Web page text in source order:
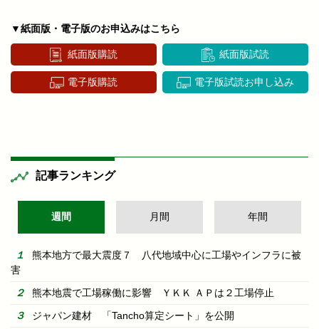
▼紙面版・電子版のお申込みはこちら
紙面版購読 紙面版試読
電子版購読 電子版試読お申し込み
記事ランキング
週間 月間 年間
熊本地方で最大震度７ 八代地域中心に工場やインフラに被
害
熊本地震で工場稼働に影響 ＹＫＫ ＡＰは２工場停止
ジャパン建材 「Tancho算定シート」を公開